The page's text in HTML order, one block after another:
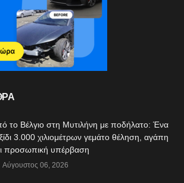
το Βέλγιο στη Μυτιλήνη με ποδήλατο: Ένα
3.000 χιλιομέτρων γεμάτο θέληση, αγάπη
προσωπική υπέρβαση
Αύγουστος 06, 2026